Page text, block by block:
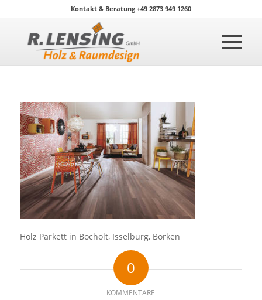
Kontakt & Beratung +49 2873 949 1260
Holz Parkett in Bocholt, Isselburg, Borken
0
KOMMENTARE